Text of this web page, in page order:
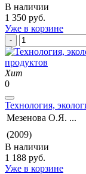
В наличии
1 350 руб.
Уже в корзине
Хит
0
Технология,
Мезенова О.Я. ...
(2009)
В наличии
1 188 руб.
Уже в корзине